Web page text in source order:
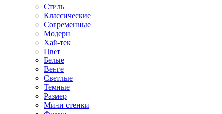
Стиль
Классические
Современные
Модерн
Хай-тек
Цвет
Белые
Венге
Светлые
Темные
Размер
Мини стенки